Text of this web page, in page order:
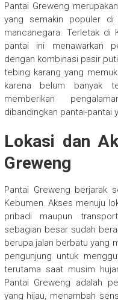
Pantai Greweng
yang semakin populer di
mancanegara. Terletak di
pantai ini menawarkan
dengan kombinasi pasir
tebing karang yang
karena belum banyak
memberikan
dibandingkan pantai-pantai
Lokasi dan
Greweng
Pantai Greweng berjarak
Kebumen. Akses menuju
pribadi maupun
sebagian besar sudah
berupa jalan berbatu yang
pengunjung untuk
terutama saat musim
Pantai Greweng adalah
yang hijau, menambah